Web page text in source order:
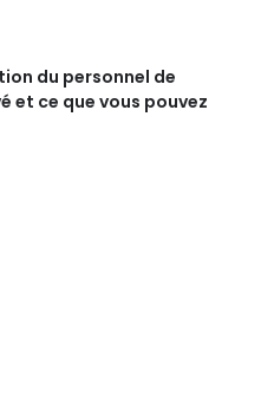
du personnel de
et ce que vous pouvez